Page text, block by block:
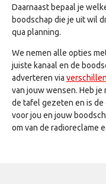
Daarnaast bepaal je
boodschap die je uit wil
qua planning.
We nemen alle opties
juiste kanaal en de
adverteren via
van jouw wensen. Heb je
de tafel gezeten en is de
voor jou en jouw
om van de radioreclame